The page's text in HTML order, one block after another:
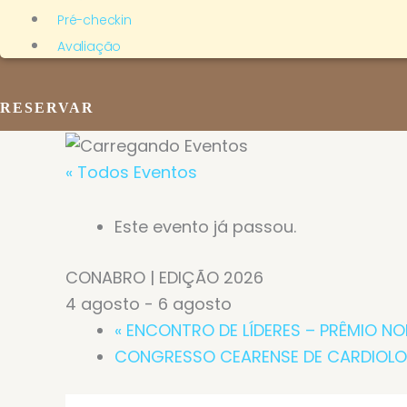
Pré-checkin
Avaliação
RESERVAR
« Todos Eventos
Este evento já passou.
CONABRO | EDIÇÃO 2026
4 agosto - 6 agosto
« ENCONTRO DE LÍDERES – PRÊMIO
CONGRESSO CEARENSE DE